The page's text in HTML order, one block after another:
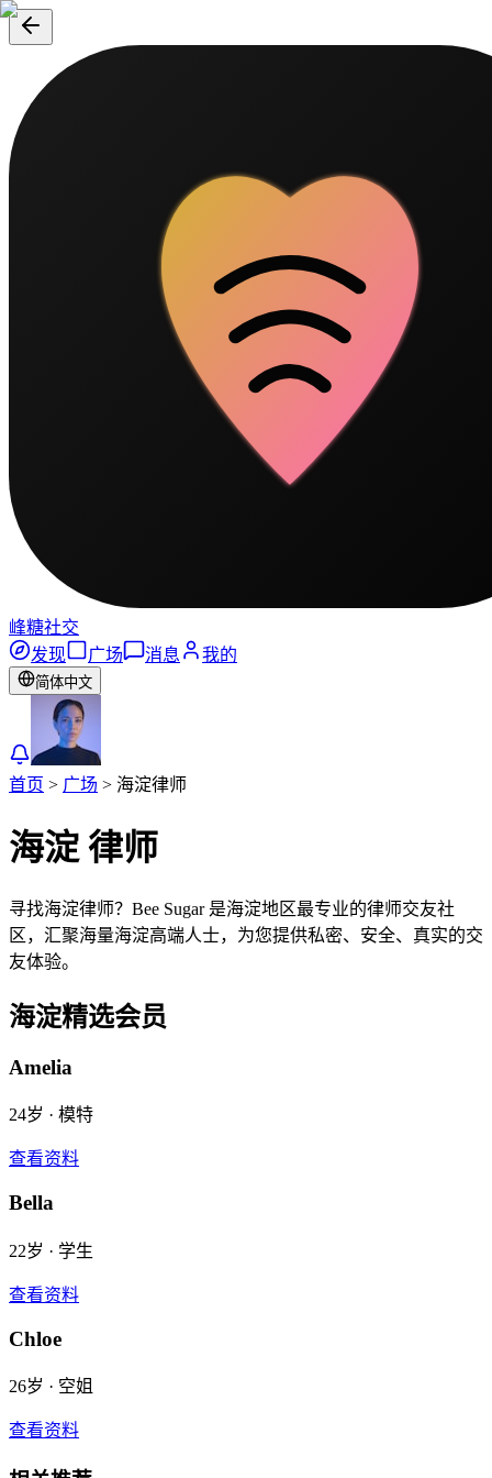
峰糖社交
发现
广场 消息 我的
简体中文
首页 > 广场 > 海淀律师
海淀 律师
寻找海淀律师？Bee Sugar 是海淀地区最专业的律师交友社
区，汇聚海量海淀高端人士，为您提供私密、安全、真实的交
友体验。
海淀精选会员
Amelia
24岁 · 模特
查看资料
Bella
22岁 · 学生
查看资料
Chloe
26岁 · 空姐
查看资料